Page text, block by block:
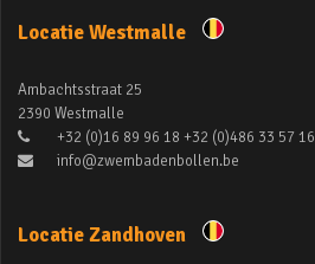
Locatie Westmalle
Ambachtsstraat 25
2390 Westmalle
+32 (0)16 89 96 18 +32 (0)486 33 57 16
info@zwembadenbollen.be
Locatie Zandhoven